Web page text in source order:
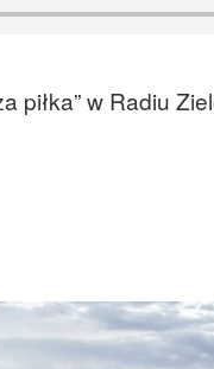
piłka” w Radiu